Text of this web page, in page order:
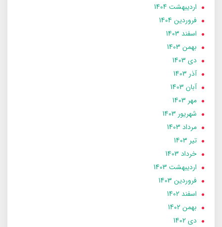
ارديبهشت 1404
فروردین 1404
اسفند 1403
بهمن 1403
دی 1403
آذر 1403
آبان 1403
مهر 1403
شهریور 1403
مرداد 1403
تير 1403
خرداد 1403
ارديبهشت 1403
فروردین 1403
اسفند 1402
بهمن 1402
دی 1402